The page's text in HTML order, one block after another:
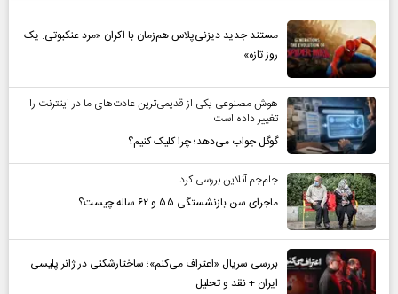
مستند جدید دیزنی‌پلاس هم‌زمان با اکران «مرد عنکبوتی: یک
روز تازه»
هوش مصنوعی یکی از قدیمی‌ترین عادت‌های ما در اینترنت را
تغییر داده است
گوگل جواب می‌دهد؛ چرا کلیک کنیم؟
جام‌جم آنلاین بررسی کرد
ماجرای سن بازنشستگی ۵۵ و ۶۲ ساله چیست؟
بررسی سریال «اعتراف می‌کنم»؛ ساختارشکنی در ژانر پلیسی
ایران + نقد و تحلیل